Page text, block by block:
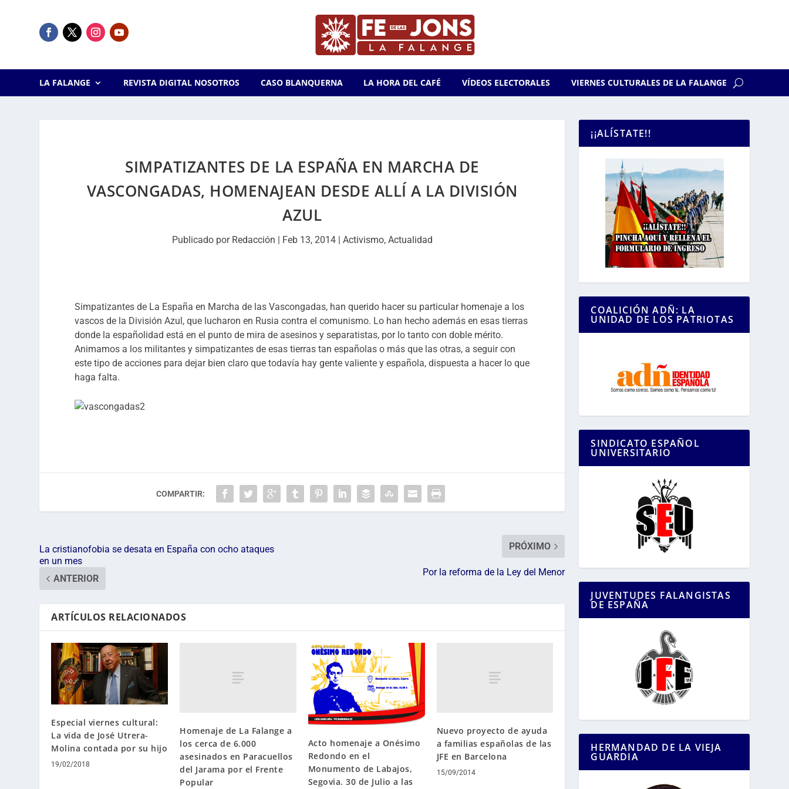
LA FALANGE REVISTA DIGITAL NOSOTROS CASO BLANQUERNA LA HORA DEL CAFÉ VÍDEOS ELECTORALES VIERNES CULTURALES DE LA FALANGE
SIMPATIZANTES DE LA ESPAÑA EN MARCHA DE
VASCONGADAS, HOMENAJEAN DESDE ALLÍ A LA DIVISIÓN
AZUL
Publicado por Redacción | Feb 13, 2014| Activismo, Actualidad
Simpatizantes de La España en Marcha de las Vascongadas, han querido hacer su particular homenaje a los
vascos de la División Azul, que lucharon en Rusia contra el comunismo. Lo han hecho además en esas tierras
donde la españolidad está en el punto de mira de asesinos y separatistas, por lo tanto con doble mérito.
Animamos a los militantes y simpatizantes de esas tierras tan españolas o más que las otras, a seguir con
este tipo de acciones para dejar bien claro que todavía hay gente valiente y española, dispuesta a hacer lo que
haga falta.
COMPARTIR:
La cristianofobia se desata en España con ocho ataques
en un mes
ANTERIOR
PRÓXIMO
Por la reforma de la Ley del Menor
ARTÍCULOS RELACIONADOS
Especial viernes cultural:
La vida de José Utrera-
Molina contada por su hijo
19/02/2018
Homenaje de La Falange a
los cerca de 6.000
asesinados en Paracuellos
del Jarama por el Frente
Popular
Acto homenaje a Onésimo
Redondo en el
Monumento de Labajos,
Segovia. 30 de Julio a las
Nuevo proyecto de ayuda
a familias españolas de las
JFE en Barcelona
15/09/2014
¡¡ALÍSTATE!!
COALICIÓN ADÑ: LA
UNIDAD DE LOS PATRIOTAS
SINDICATO ESPAÑOL
UNIVERSITARIO
JUVENTUDES FALANGISTAS
DE ESPAÑA
HERMANDAD DE LA VIEJA
GUARDIA